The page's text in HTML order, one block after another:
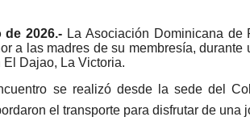
2026.- La Asociación Dominicana de
a las madres de su membresía,
Dajao, La Victoria.
se realizó desde la sede del
el transporte para disfrutar de una